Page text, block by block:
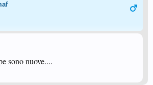
sono nuove....